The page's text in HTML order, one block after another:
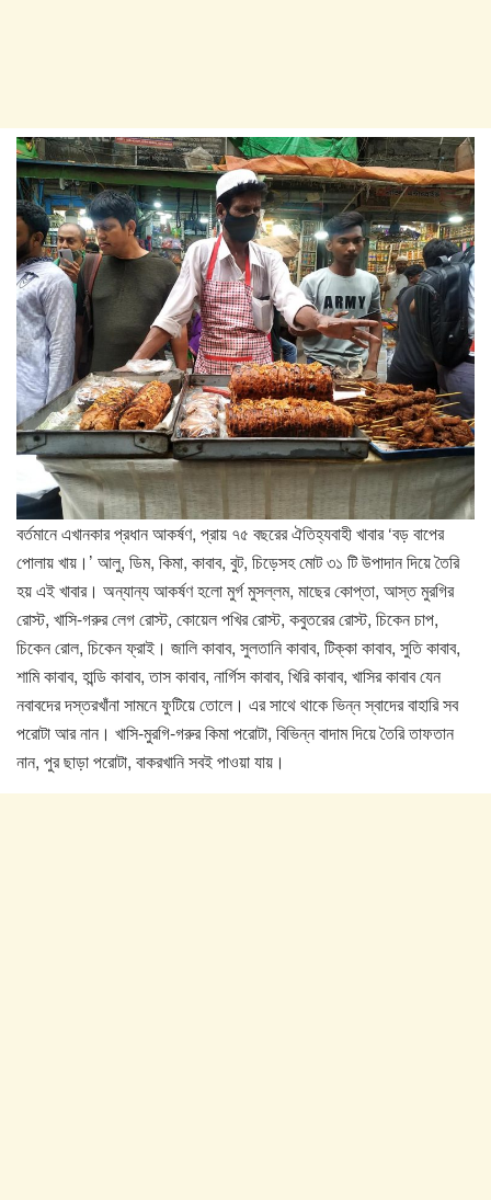
বর্তমানে এখানকার প্রধান আকর্ষণ, প্রায় ৭৫ বছরের ঐতিহ্যবাহী খাবার ‘বড় বাপের
পোলায় খায়।’ আলু, ডিম, কিমা, কাবাব, বুট, চিড়েসহ মোট ৩১ টি উপাদান দিয়ে তৈরি
হয় এই খাবার। অন্যান্য আকর্ষণ হলো মুর্গ মুসল্লম, মাছের কোপ্তা, আস্ত মুরগির
রোস্ট, খাসি-গরুর লেগ রোস্ট, কোয়েল পখির রোস্ট, কবুতরের রোস্ট, চিকেন চাপ,
চিকেন রোল, চিকেন ফ্রাই। জালি কাবাব, সুলতানি কাবাব, টিক্কা কাবাব, সুতি কাবাব,
শামি কাবাব, হান্ডি কাবাব, তাস কাবাব, নার্গিস কাবাব, খিরি কাবাব, খাসির কাবাব যেন
নবাবদের দস্তরখাঁনা সামনে ফুটিয়ে তোলে। এর সাথে থাকে ভিন্ন স্বাদের বাহারি সব
পরোটা আর নান। খাসি-মুরগি-গরুর কিমা পরোটা, বিভিন্ন বাদাম দিয়ে তৈরি তাফতান
নান, পুর ছাড়া পরোটা, বাকরখানি সবই পাওয়া যায়।